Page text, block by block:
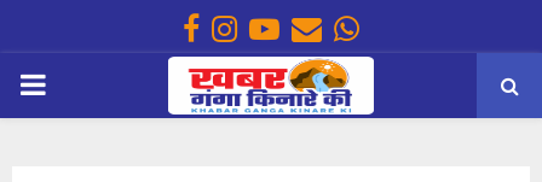
Facebook
Instagram
Youtube
EmailWhatsapp
PRIMARY